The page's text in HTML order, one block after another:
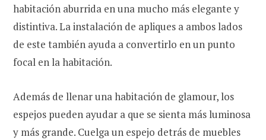
habitación aburrida en una mucho más elegante y
distintiva. La instalación de apliques a ambos lados
de este también ayuda a convertirlo en un punto
focal en la habitación.
Además de llenar una habitación de glamour, los
espejos pueden ayudar a que se sienta más luminosa
y más grande. Cuelga un espejo detrás de muebles